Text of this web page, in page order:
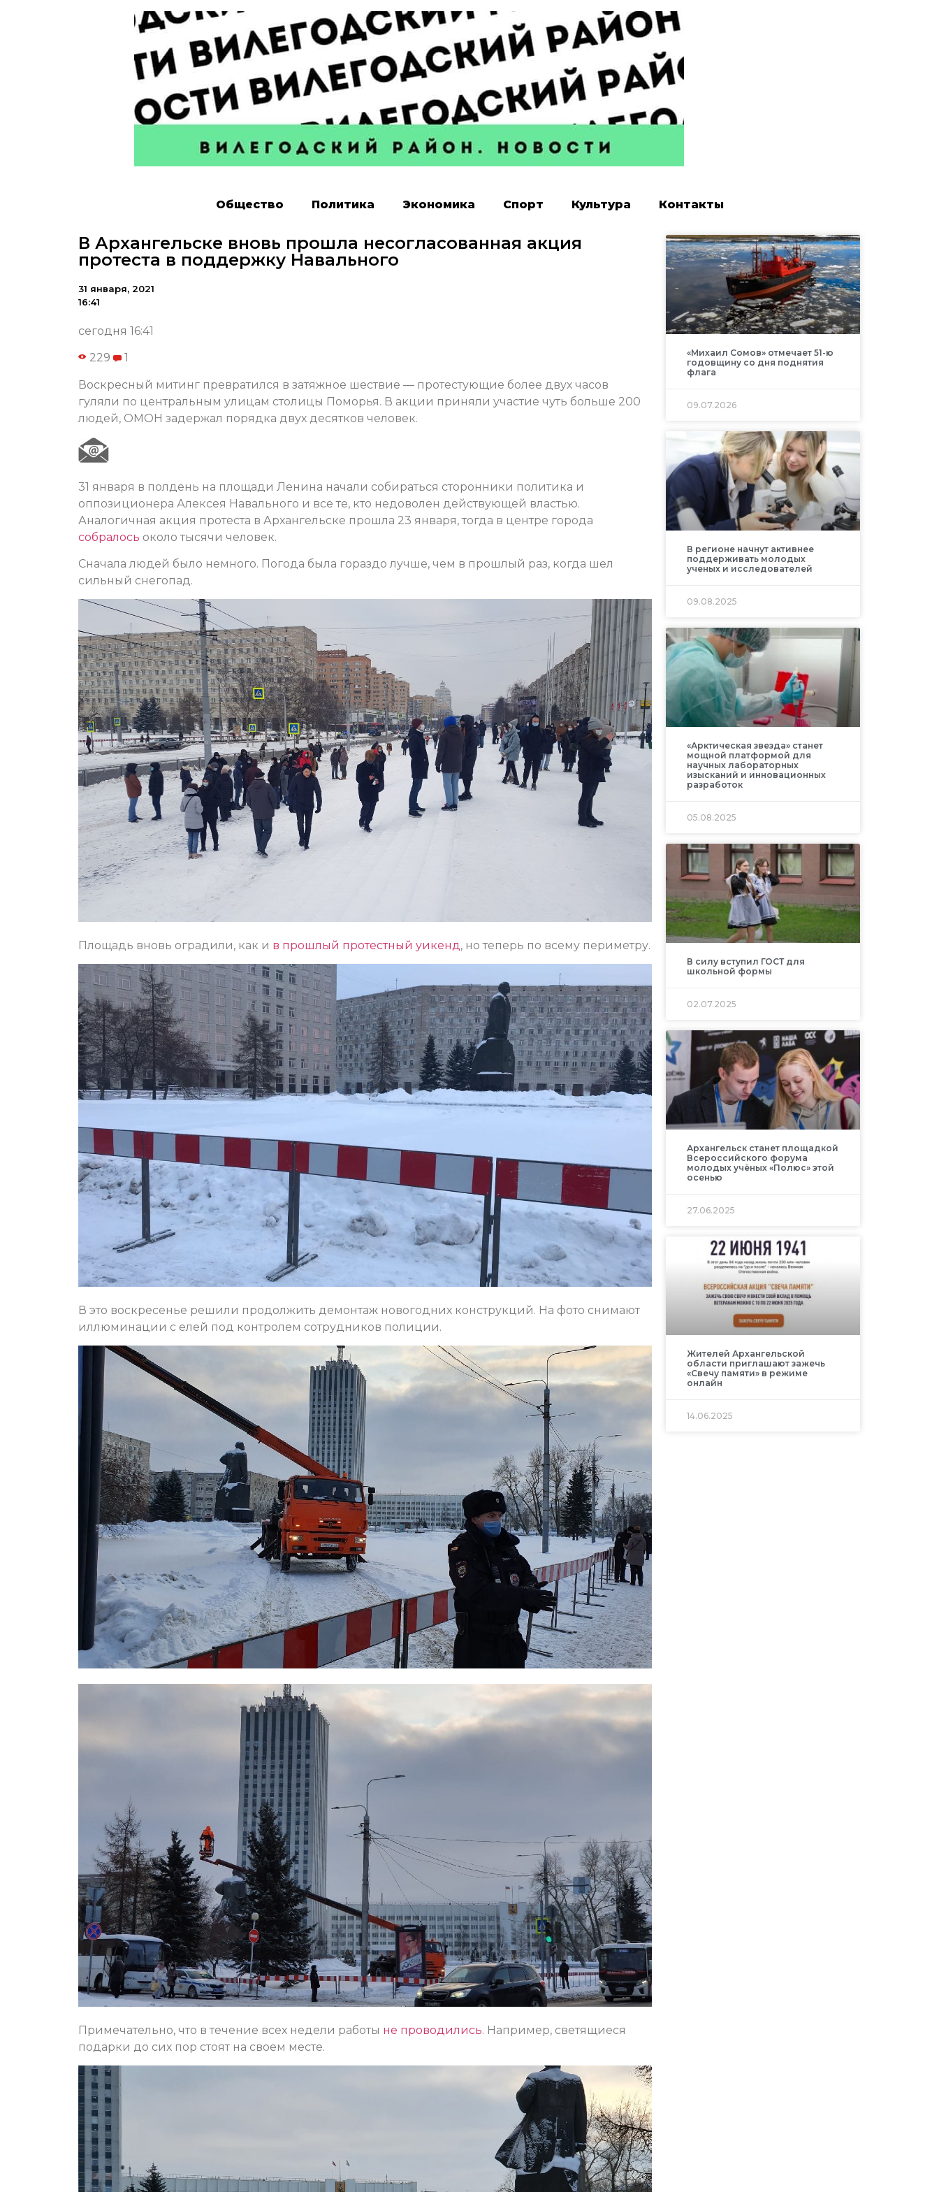
Общество Политика Экономика Спорт Культура Контакты
В Архангельске вновь прошла несогласованная акция
протеста в поддержку Навального
31 января, 2021
16:41
сегодня 16:41
229 1
Воскресный митинг превратился в затяжное шествие — протестующие более двух часов
гуляли по центральным улицам столицы Поморья. В акции приняли участие чуть больше 200
людей, ОМОН задержал порядка двух десятков человек.
31 января в полдень на площади Ленина начали собираться сторонники политика и
оппозиционера Алексея Навального и все те, кто недоволен действующей властью.
Аналогичная акция протеста в Архангельске прошла 23 января, тогда в центре города
собралось около тысячи человек.
Сначала людей было немного. Погода была гораздо лучше, чем в прошлый раз, когда шел
сильный снегопад.
Площадь вновь оградили, как и в прошлый протестный уикенд , но теперь по всему периметру.
В это воскресенье решили продолжить демонтаж новогодних конструкций. На фото снимают
иллюминации с елей под контролем сотрудников полиции.
Примечательно, что в течение всех недели работы не проводились. Например, светящиеся
подарки до сих пор стоят на своем месте.
«Михаил Сомов» отмечает 51-ю
годовщину со дня поднятия
флага
09.07.2026
В регионе начнут активнее
поддерживать молодых
ученых и исследователей
09.08.2025
«Арктическая звезда» станет
мощной платформой для
научных лабораторных
изысканий и инновационных
разработок
05.08.2025
В силу вступил ГОСТ для
школьной формы
02.07.2025
Архангельск станет площадкой
Всероссийского форума
молодых учёных «Полюс» этой
осенью
27.06.2025
Жителей Архангельской
области приглашают зажечь
«Свечу памяти» в режиме
онлайн
14.06.2025